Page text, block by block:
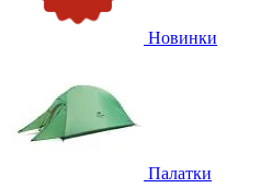
Новинки
Палатки